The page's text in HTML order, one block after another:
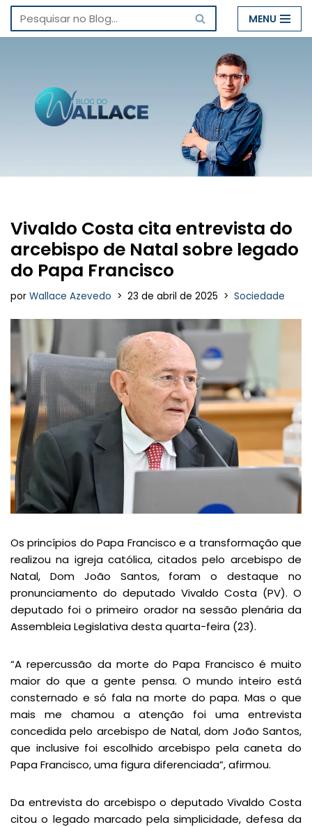
Pular
conteúdo
MENU
Vivaldo Costa cita entrevista do
arcebispo de Natal sobre legado
do Papa Francisco
por Wallace Azevedo 23 de abril de 2025 Sociedade
Os princípios do Papa Francisco e a transformação que
realizou na igreja católica, citados pelo arcebispo de
Natal, Dom João Santos, foram o destaque no
pronunciamento do deputado Vivaldo Costa (PV). O
deputado foi o primeiro orador na sessão plenária da
Assembleia Legislativa desta quarta-feira (23).
“A repercussão da morte do Papa Francisco é muito
maior do que a gente pensa. O mundo inteiro está
consternado e só fala na morte do papa. Mas o que
mais me chamou a atenção foi uma entrevista
concedida pelo arcebispo de Natal, dom João Santos,
que inclusive foi escolhido arcebispo pela caneta do
Papa Francisco, uma figura diferenciada”, afirmou.
Da entrevista do arcebispo o deputado Vivaldo Costa
citou o legado marcado pela simplicidade, defesa da